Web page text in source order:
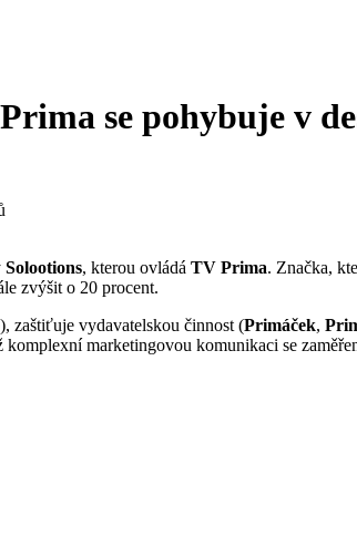
se pohybuje v
Solootions, kterou ovládá TV Prima. Značka,
zvýšit o 20 procent.
zaštiťuje vydavatelskou činnost (Primáček,
komplexní marketingovou komunikaci se